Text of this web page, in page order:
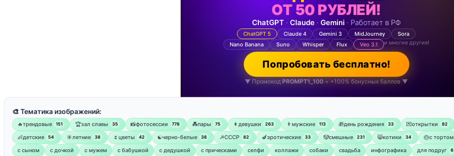
ОТ 50 РУБЛЕЙ!
ChatGPT· Claude· Gemini · Работает в РФ
ChatGPT 5 Claude 4 Gemini 3 MidJourney
Sora
Nano Banana
Suno Whisper Flux Veo 3.1 и многие другие!
Попробовать бесплатно!
▼ Промокод PROMPT1_100 = +100% бонусных баллов ▼
🎨 Тематика изображений:
🔥трендовые 151 🏆зал славы 35 📸фотосессии 778 💑пары 75 👩девушки 263 👨мужские 113 🎁день рождения 33 💌открытки 82
👶детские 54 ☀️летние 38 🌷цветы 42 ☯︎черно-белые 38 ☭СССР 82 🍆эротические 33 🤡смешные 231 😸котики 34 🎂с тортом
с сыном
с дочкой с мужем с бабушкой с дедушкой с прическами селфи коллажи собаки свадьба инфографика для подруг 6